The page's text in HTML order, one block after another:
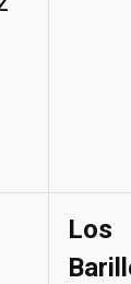
Los